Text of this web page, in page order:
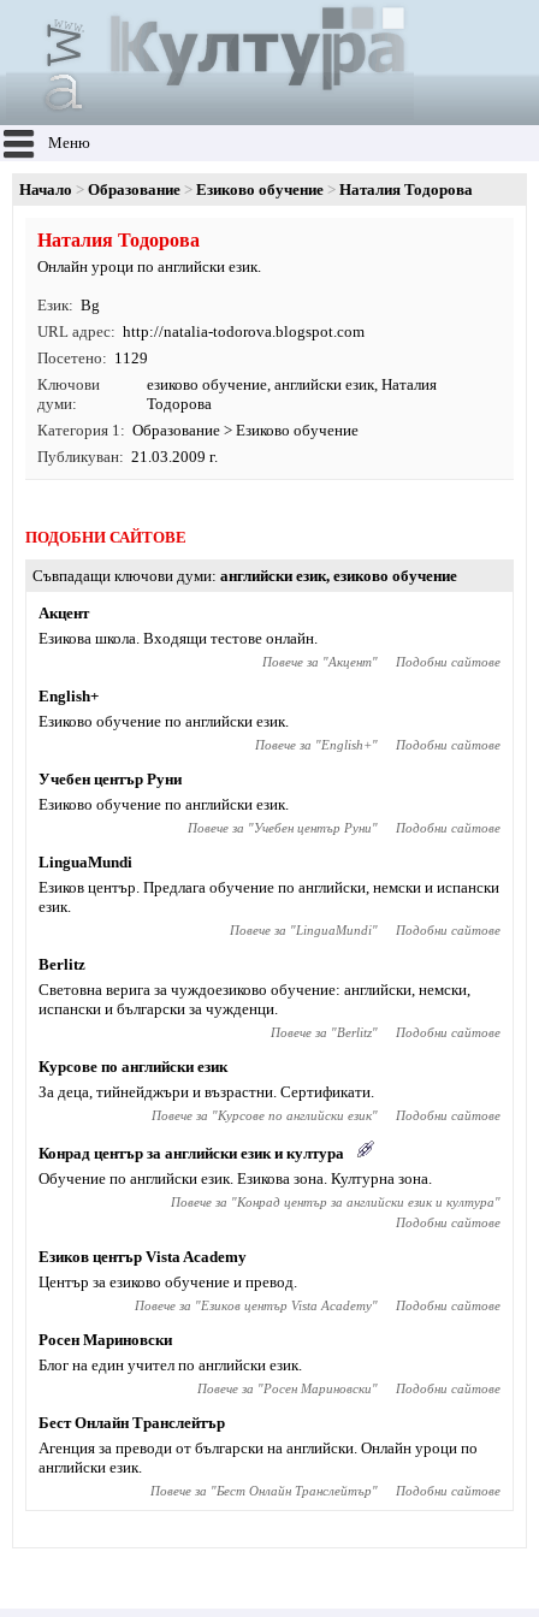
Меню
Начало Образование Езиково обучение Наталия Тодорова
Наталия Тодорова
Онлайн уроци по английски език.
Език
Bg
URL адрес
http://natalia-todorova.blogspot.com
Посетено
1129
Ключови
думи
езиково обучение,английски език, Наталия
Тодорова
Категория 1
Образование > Езиково обучение
Публикуван
21.03.2009 г.
ПОДОБНИ САЙТОВЕ
Съвпадащи ключови думи английски език, езиково обучение
Акцент
Езикова школа. Входящи тестове онлайн.
Повече за "Акцент" Подобни сайтове
English+
Езиково обучение по английски език.
Повече за "English+" Подобни сайтове
Учебен център Руни
Езиково обучение по английски език.
Повече за "Учебен център Руни" Подобни сайтове
LinguaMundi
Езиков център. Предлага обучение по английски, немски и испански
език.
Повече за "LinguaMundi" Подобни сайтове
Berlitz
Световна верига за чуждоезиково обучение: английски, немски,
испански и български за чужденци.
Повече за "Berlitz" Подобни сайтове
Курсове по английски език
За деца, тийнейджъри и възрастни. Сертификати.
Повече за "Курсове по английски език" Подобни сайтове
Конрад център за английски език и култура
Обучение по английски език. Езикова зона. Културна зона.
Повече за "Конрад център за английски език и култура"
Подобни сайтове
Езиков център Vista Academy
Център за езиково обучение и превод.
Повече за "Езиков център Vista Academy" Подобни сайтове
Росен Мариновски
Блог на един учител по английски език.
Повече за "Росен Мариновски" Подобни сайтове
Бест Онлайн Транслейтър
Агенция за преводи от български на английски. Онлайн уроци по
английски език.
Повече за "Бест Онлайн Транслейтър" Подобни сайтове